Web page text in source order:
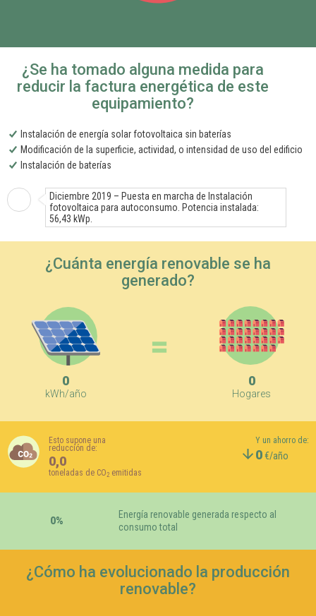
¿Se ha tomado alguna medida para
reducir la factura energética de este
equipamiento?
Instalación de energía solar fotovoltaica sin baterías
Modificación de la superficie, actividad, o intensidad de uso del edificio
Instalación de baterías
Diciembre 2019 – Puesta en marcha de Instalación
fotovoltaica para autoconsumo. Potencia instalada:
56,43 kWp.
¿Cuánta energía renovable se ha
generado?
0
kWh/año
0
Hogares
Esto supone una
reducción de:
0,0
toneladas de CO2 emitidas
Y un ahorro de:
0€/año
0%
Energía renovable generada respecto al
consumo total
¿Cómo ha evolucionado la producción
renovable?